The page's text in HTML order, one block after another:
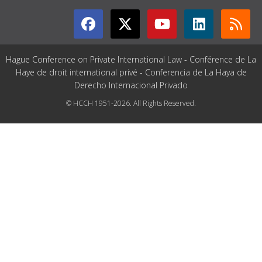
Hague Conference on Private International Law - Conférence de La
Haye de droit international privé - Conferencia de La Haya de
Derecho Internacional Privado
© HCCH 1951-2026. All Rights Reserved.